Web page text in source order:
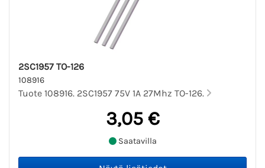
2SC1957 TO-126
108916
Tuote 108916. 2SC1957 75V 1A 27Mhz TO-126.
3,05 €
Saatavilla